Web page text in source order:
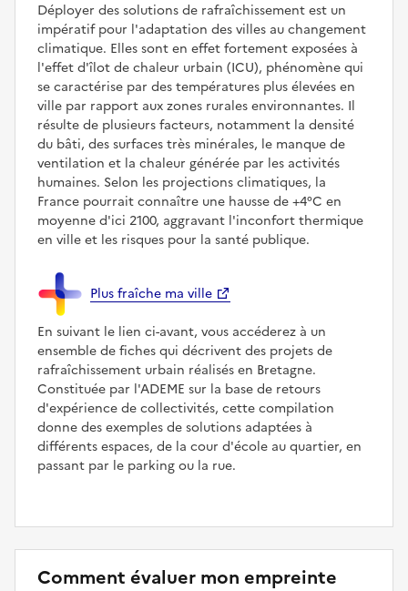
Déployer des solutions de rafraîchissement est un
impératif pour l'adaptation des villes au changement
climatique. Elles sont en effet fortement exposées à
l'effet d'îlot de chaleur urbain (ICU), phénomène qui
se caractérise par des températures plus élevées en
ville par rapport aux zones rurales environnantes. Il
résulte de plusieurs facteurs, notamment la densité
du bâti, des surfaces très minérales, le manque de
ventilation et la chaleur générée par les activités
humaines. Selon les projections climatiques, la
France pourrait connaître une hausse de +4°C en
moyenne d'ici 2100, aggravant l'inconfort thermique
en ville et les risques pour la santé publique.
Plus fraîche ma ville
En suivant le lien ci-avant, vous accéderez à un
ensemble de fiches qui décrivent des projets de
rafraîchissement urbain réalisés en Bretagne.
Constituée par l'ADEME sur la base de retours
d'expérience de collectivités, cette compilation
donne des exemples de solutions adaptées à
différents espaces, de la cour d'école au quartier, en
passant par le parking ou la rue.
Comment évaluer mon empreinte